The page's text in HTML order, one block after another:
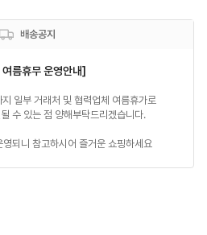
배송공지
름휴무 운영안내]
일부 거래처 및 협력업체 여름휴가로
수 있는 점 양해부탁드리겠습니다.
되니 참고하시어 즐거운 쇼핑하세요